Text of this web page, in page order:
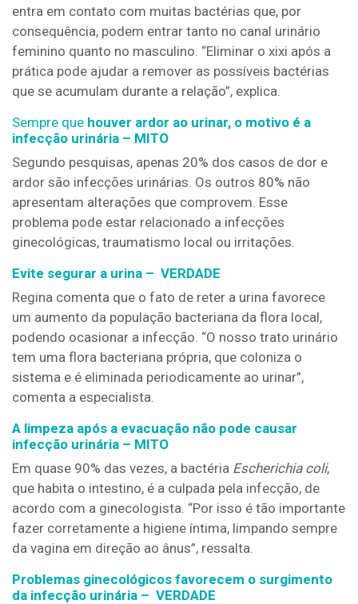
entra em contato com muitas bactérias que, por
consequência, podem entrar tanto no canal urinário
feminino quanto no masculino. “Eliminar o xixi após a
prática pode ajudar a remover as possíveis bactérias
que se acumulam durante a relação”, explica.
Sempre que houver ardor ao urinar, o motivo é a
infecção urinária – MITO
Segundo pesquisas, apenas 20% dos casos de dor e
ardor são infecções urinárias. Os outros 80% não
apresentam alterações que comprovem. Esse
problema pode estar relacionado a infecções
ginecológicas, traumatismo local ou irritações.
Evite segurar a urina – VERDADE
Regina comenta que o fato de reter a urina favorece
um aumento da população bacteriana da flora local,
podendo ocasionar a infecção. “O nosso trato urinário
tem uma flora bacteriana própria, que coloniza o
sistema e é eliminada periodicamente ao urinar”,
comenta a especialista.
A limpeza após a evacuação não pode causar
infecção urinária – MITO
Em quase 90% das vezes, a bactéria Escherichia coli,
que habita o intestino, é a culpada pela infecção, de
acordo com a ginecologista. “Por isso é tão importante
fazer corretamente a higiene íntima, limpando sempre
da vagina em direção ao ânus”, ressalta.
Problemas ginecológicos favorecem o surgimento
da infecção urinária – VERDADE